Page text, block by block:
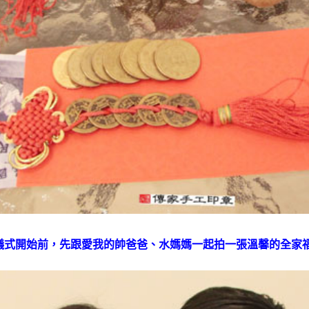
開始前，先跟愛我的帥爸爸、水媽媽一起拍一張溫馨的全家